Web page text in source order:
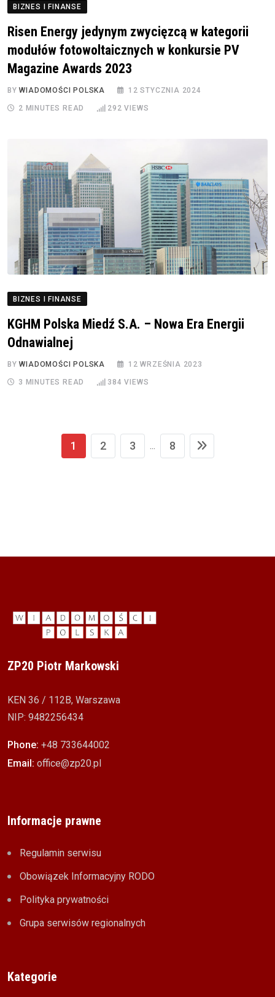
BIZNES I FINANSE
Risen Energy jedynym zwycięzcą w kategorii
modułów fotowoltaicznych w konkursie PV
Magazine Awards 2023
BYWIADOMOŚCI POLSKA 12 STYCZNIA 2024
2 MINUTES READ 292 VIEWS
BIZNES I FINANSE
KGHM Polska Miedź S.A. – Nowa Era Energii
Odnawialnej
BYWIADOMOŚCI POLSKA 12 WRZEŚNIA 2023
3 MINUTES READ 384 VIEWS
1 2 3 ... 8
ZP20 Piotr Markowski
KEN 36 / 112B, Warszawa
NIP: 9482256434
Phone: +48 733644002
Email: office@zp20.pl
Informacje prawne
Regulamin serwisu
Obowiązek Informacyjny RODO
Polityka prywatności
Grupa serwisów regionalnych
Kategorie